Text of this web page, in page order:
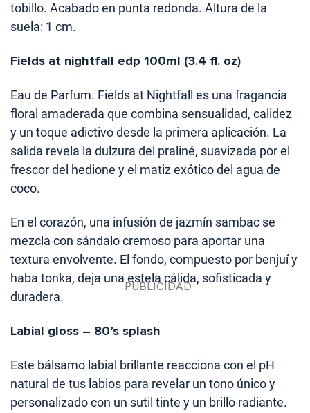
tobillo. Acabado en punta redonda. Altura de la
suela: 1 cm.
Fields at nightfall edp 100ml (3.4 fl. oz)
Eau de Parfum. Fields at Nightfall es una fragancia
floral amaderada que combina sensualidad, calidez
y un toque adictivo desde la primera aplicación. La
salida revela la dulzura del praliné, suavizada por el
frescor del hedione y el matiz exótico del agua de
coco.
En el corazón, una infusión de jazmín sambac se
mezcla con sándalo cremoso para aportar una
textura envolvente. El fondo, compuesto por benjuí y
haba tonka, deja una estela cálida, sofisticada y
duradera.
Labial gloss – 80’s splash
Este bálsamo labial brillante reacciona con el pH
natural de tus labios para revelar un tono único y
personalizado con un sutil tinte y un brillo radiante.